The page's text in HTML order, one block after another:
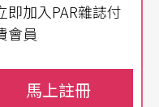
所以變成我自己要
獨腳戲的方向去，
即加入PAR雜誌付
會員
馬上註冊